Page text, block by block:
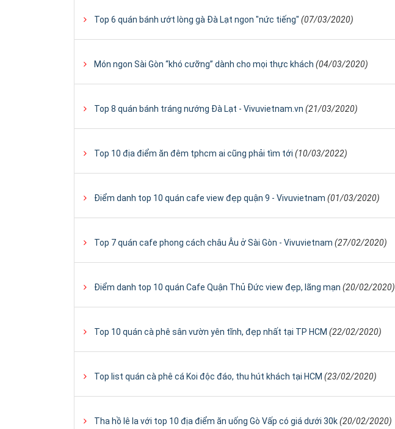
Top 6 quán bánh ướt lòng gà Đà Lạt ngon "nức tiếng" (07/03/2020)
Món ngon Sài Gòn “khó cưỡng” dành cho mọi thực khách (04/03/2020)
Top 8 quán bánh tráng nướng Đà Lạt - Vivuvietnam.vn (21/03/2020)
Top 10 địa điểm ăn đêm tphcm ai cũng phải tìm tới (10/03/2022)
Điểm danh top 10 quán cafe view đẹp quận 9 - Vivuvietnam (01/03/2020)
Top 7 quán cafe phong cách châu Âu ở Sài Gòn - Vivuvietnam (27/02/2020)
Điểm danh top 10 quán Cafe Quận Thủ Đức view đẹp, lãng mạn (20/02/2020)
Top 10 quán cà phê sân vườn yên tĩnh, đẹp nhất tại TP HCM (22/02/2020)
Top list quán cà phê cá Koi độc đáo, thu hút khách tại HCM (23/02/2020)
Tha hồ lê la với top 10 địa điểm ăn uống Gò Vấp có giá dưới 30k(20/02/2020)